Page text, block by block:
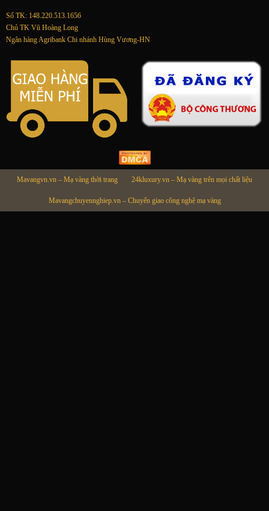
Số TK: 148.220.513.1656
Chủ TK Vũ Hoàng Long
Ngân hàng Agribank Chi nhánh Hùng Vương-HN
Mavangvn.vn – Mạ vàng thời trang 24kluxury.vn – Mạ vàng trên mọi chất liệu
Mavangchuyennghiep.vn – Chuyển giao công nghệ mạ vàng